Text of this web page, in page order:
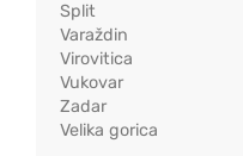
Split
Varaždin
Virovitica
Vukovar
Zadar
Velika gorica